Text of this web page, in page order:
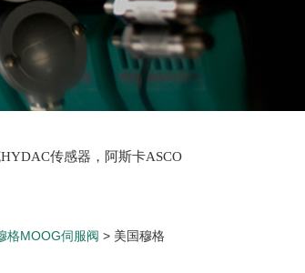
传感器，阿斯卡ASCO
格MOOG伺服阀 > 美国穆格